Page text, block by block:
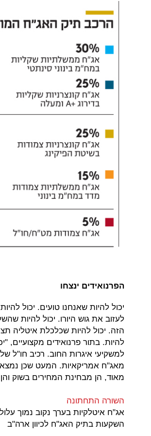
הפרנואידים ינצחו
יכול להיות שאנחנו טועים. יכול
לעזוב את גוש היורו. יכול להיות
הזה. יכול להיות שכלכלת איטליה
להיות. בתור פרנואידים מקצועיים,
למשקיעי איגרות החוב. רכיב חו"ל
מאג"ח אמריקאיות. המעט שכן נמצא
מאוד, הן מבחינת המחירים בשוק
השורה התחתונה
אג"ח איטלקיות בערך נקוב נמוך
השקעות בתיק האג"ח לכיוון ארה"ב